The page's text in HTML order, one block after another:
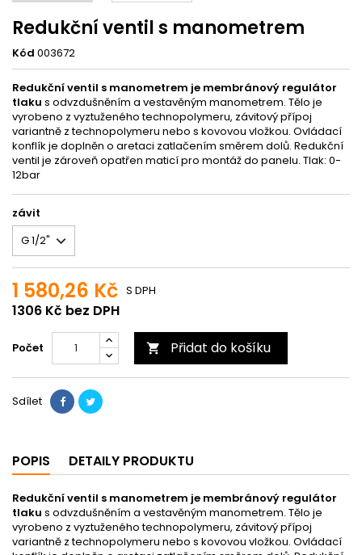
Redukční ventil s manometrem
Kód 003672
Redukční ventil s manometrem je membránový regulátor
tlaku s odvzdušněním a vestavěným manometrem. Tělo je
vyrobeno z vyztuženého technopolymeru, závitový přípoj
variantně z technopolymeru nebo s kovovou vložkou. Ovládací
konflík je doplněn o aretaci zatlačením směrem dolů. Redukční
ventil je zároveň opatřen maticí pro montáž do panelu. Tlak: 0-
12bar
závit
1 580,26 Kč
1306 Kč bez DPH
S DPH
Počet  Přidat do košíku
Sdílet
POPIS DETAILY PRODUKTU
Redukční ventil s manometrem je membránový regulátor
tlaku s odvzdušněním a vestavěným manometrem. Tělo je
vyrobeno z vyztuženého technopolymeru, závitový přípoj
variantně z technopolymeru nebo s kovovou vložkou. Ovládací